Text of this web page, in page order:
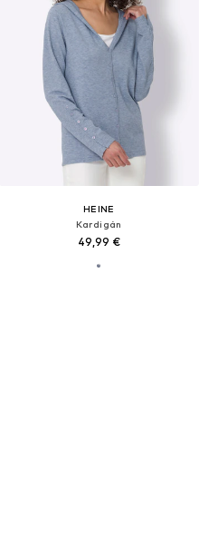
HEINE
Kardigán
49,99 €